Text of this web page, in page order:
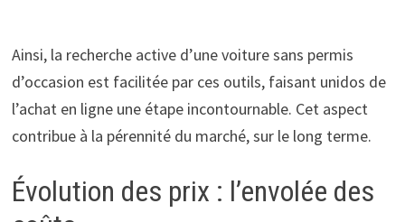
Ainsi, la recherche active d’une voiture sans permis
d’occasion est facilitée par ces outils, faisant unidos de
l’achat en ligne une étape incontournable. Cet aspect
contribue à la pérennité du marché, sur le long terme.
Évolution des prix : l’envolée des